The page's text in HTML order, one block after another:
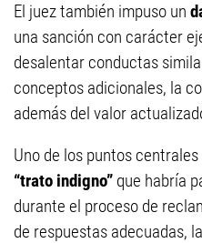
El juez también impuso un
una sanción con carácter
desalentar conductas
conceptos adicionales, la
además del valor
Uno de los puntos
“trato indigno” que habría
durante el proceso de
de respuestas adecuadas,